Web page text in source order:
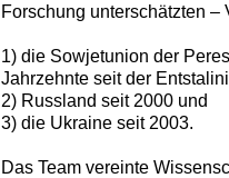
Forschung unterschätzten –
1) die Sowjetunion der
Jahrzehnte seit der
2) Russland seit 2000 und
3) die Ukraine seit 2003.
Das Team vereinte